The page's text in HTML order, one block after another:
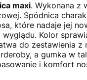
maxi. Wykonana z
Spódnica
które nadaje jej
Kolor
do zestawienia z
a gumka w
i komfort